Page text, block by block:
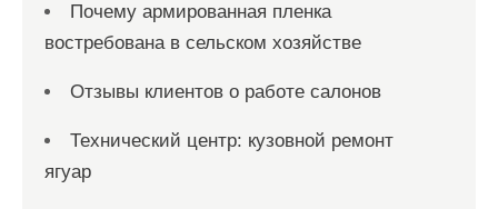
Почему армированная пленка
востребована в сельском хозяйстве
Отзывы клиентов о работе салонов
Технический центр: кузовной ремонт
ягуар